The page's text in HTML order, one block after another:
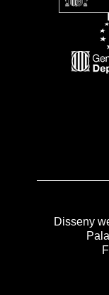
Disseny